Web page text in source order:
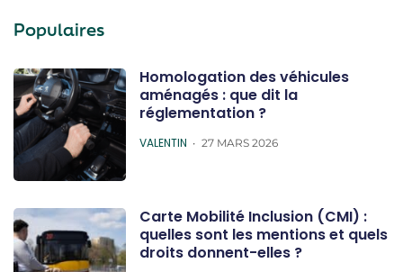
Populaires
Homologation des véhicules
aménagés : que dit la
réglementation ?
POSTED
VALENTIN 27 MARS 2026
Carte Mobilité Inclusion (CMI) :
quelles sont les mentions et quels
droits donnent-elles ?